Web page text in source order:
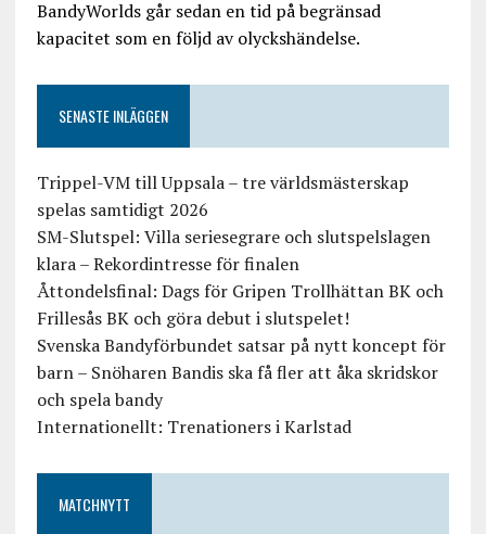
BandyWorlds går sedan en tid på begränsad
kapacitet som en följd av olyckshändelse.
SENASTE INLÄGGEN
Trippel-VM till Uppsala – tre världsmästerskap
spelas samtidigt 2026
SM-Slutspel: Villa seriesegrare och slutspelslagen
klara – Rekordintresse för finalen
Åttondelsfinal: Dags för Gripen Trollhättan BK och
Frillesås BK och göra debut i slutspelet!
Svenska Bandyförbundet satsar på nytt koncept för
barn – Snöharen Bandis ska få fler att åka skridskor
och spela bandy
Internationellt: Trenationers i Karlstad
MATCHNYTT